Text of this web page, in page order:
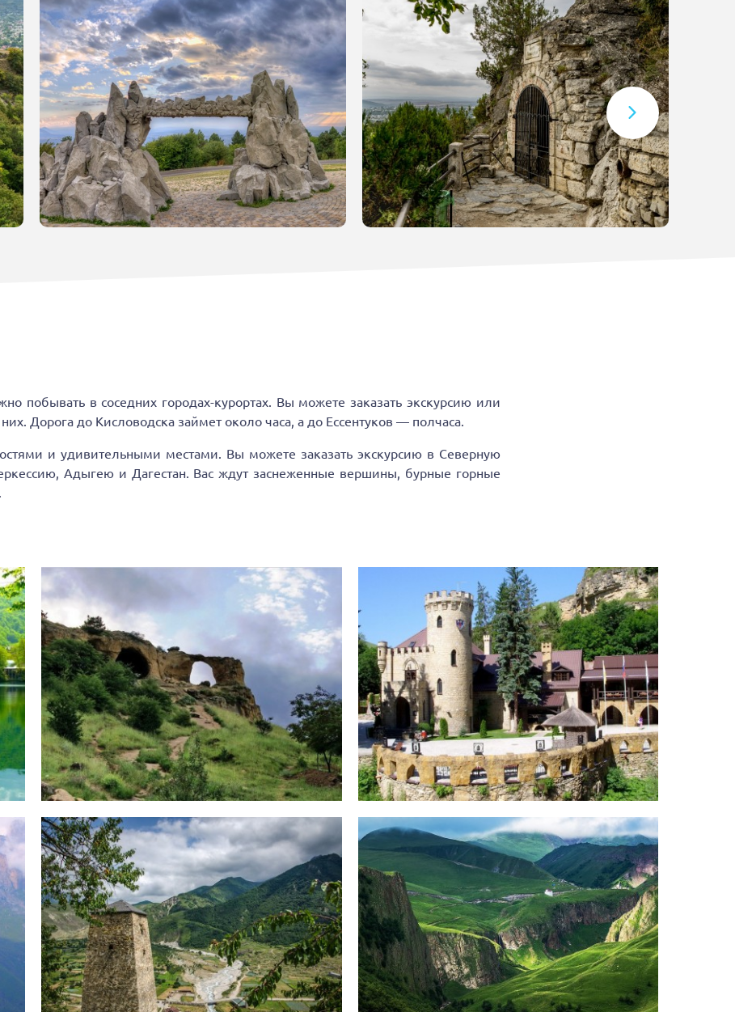
побывать в соседних городах-курортах. Вы можете заказать экскурсию или
Дорога до Кисловодска займет около часа, а до Ессентуков — полчаса.
и удивительными местами. Вы можете заказать экскурсию в Северную
Адыгею и Дагестан. Вас ждут заснеженные вершины, бурные горные